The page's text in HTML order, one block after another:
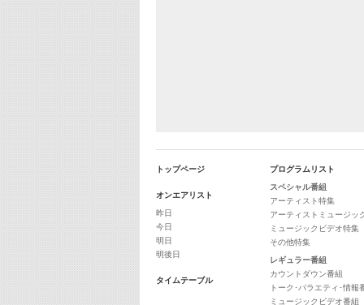
トップページ
オンエアリスト
昨日
今日
明日
明後日
タイムテーブル
プログラムリスト
スペシャル番組
アーティスト特集
アーティストミュージッ
ミュージックビデオ特集
その他特集
レギュラー番組
カウントダウン番組
トーク･バラエティ･情報
ミュージックビデオ番組